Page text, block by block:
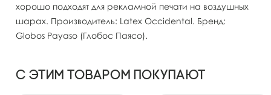
хорошо подходят для рекламной печати на воздушных
шарах. Производитель: Latex Occidental. Бренд:
Globos Payaso (Глобос Паясо).
С этим товаром покупают